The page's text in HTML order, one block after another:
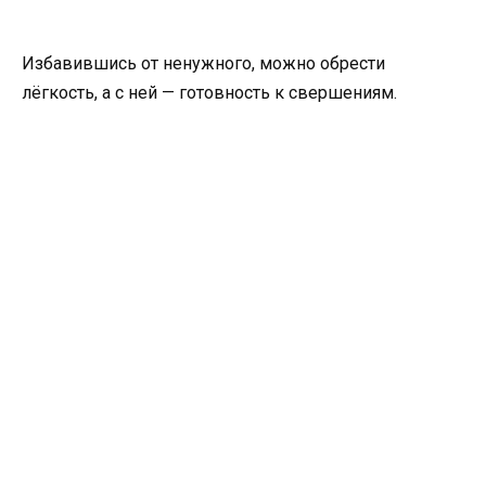
Избавившись от ненужного, можно обрести
лёгкость, а с ней — готовность к свершениям.